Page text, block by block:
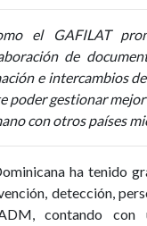
el GAFILAT
de
e intercambios
poder gestionar
con otros países
ha tenido
detección,
contando con